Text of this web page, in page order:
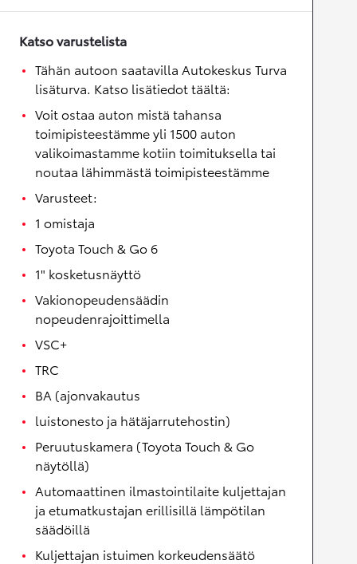
Katso varustelista
Tähän autoon saatavilla Autokeskus Turva
lisäturva. Katso lisätiedot täältä:
Voit ostaa auton mistä tahansa
toimipisteestämme yli 1500 auton
valikoimastamme kotiin toimituksella tai
noutaa lähimmästä toimipisteestämme
Varusteet:
1 omistaja
Toyota Touch & Go 6
1" kosketusnäyttö
Vakionopeudensäädin
nopeudenrajoittimella
VSC+
TRC
BA (ajonvakautus
luistonesto ja hätäjarrutehostin)
Peruutuskamera (Toyota Touch & Go
näytöllä)
Automaattinen ilmastointilaite kuljettajan
ja etumatkustajan erillisillä lämpötilan
säädöillä
Kuljettajan istuimen korkeudensäätö